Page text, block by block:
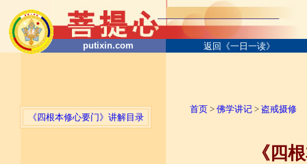
putixin.com 返回《一日一读》
《四根本修心要门》讲解目录
首页> 佛学讲记> 盗戒摄修
《四